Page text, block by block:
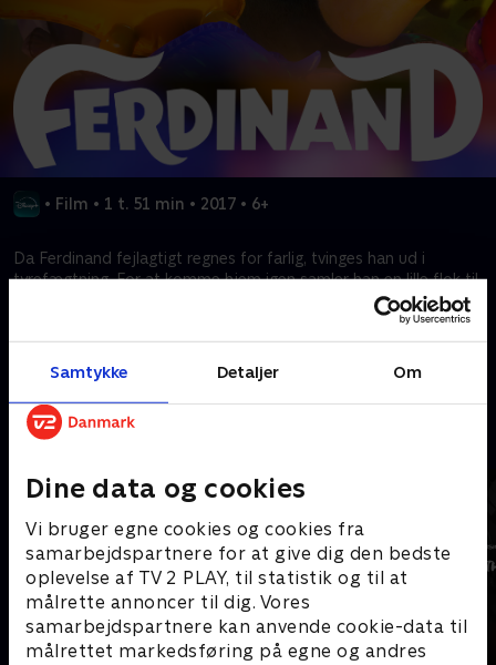
Samtykke Detaljer Om
Dine data og cookies
Vi bruger egne cookies og cookies fra
samarbejdspartnere for at give dig den bedste
oplevelse af TV 2 PLAY, til statistik og til at
målrette annoncer til dig. Vores
samarbejdspartnere kan anvende cookie-data til
målrettet markedsføring på egne og andres
• Film • 1 t. 51 min • 2017 • 6+
Da Ferdinand fejlagtigt regnes for farlig, tvinges han ud i
tyrefægtning. For at komme hjem igen samler han en lille flok til
et eventyr, som viser, at man aldrig skal skue tyren på hornene.
Kræver tilkøb
Mere indhold fra Disney+